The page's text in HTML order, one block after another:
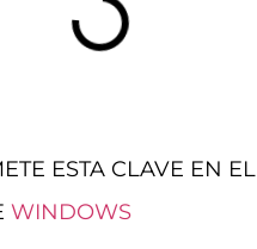
ESTA CLAVE EN EL
WINDOWS